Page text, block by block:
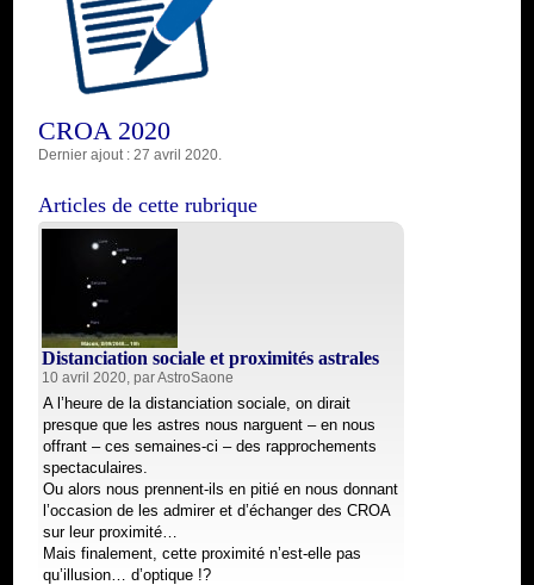
CROA 2020
Dernier ajout : 27 avril 2020.
Articles de cette rubrique
Distanciation sociale et proximités astrales
10 avril 2020, parAstroSaone
A l’heure de la distanciation sociale, on dirait
presque que les astres nous narguent – en nous
offrant – ces semaines-ci – des rapprochements
spectaculaires.
Ou alors nous prennent-ils en pitié en nous donnant
l’occasion de les admirer et d’échanger des CROA
sur leur proximité…
Mais finalement, cette proximité n’est-elle pas
qu’illusion… d’optique !?